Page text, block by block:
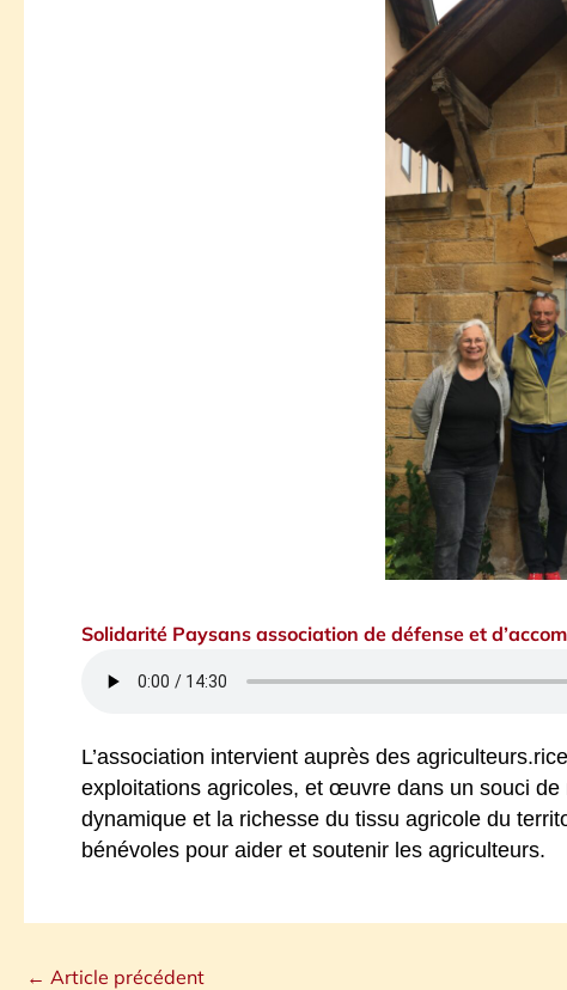
Solidarité Paysans association de défense et
L’association intervient auprès des
exploitations agricoles, et œuvre dans un souci
dynamique et la richesse du tissu agricole du
bénévoles pour aider et soutenir les agriculteurs.
← Article précédent